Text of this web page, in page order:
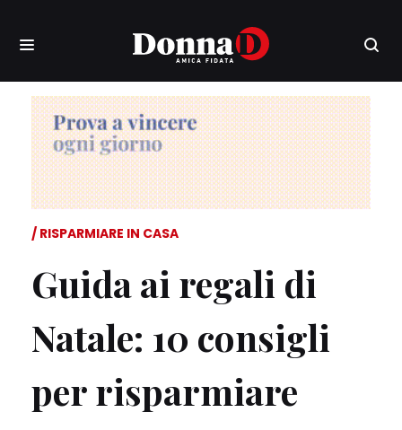
RISPARMIARE IN CASA
Guida ai regali di
Natale: 10 consigli
per risparmiare